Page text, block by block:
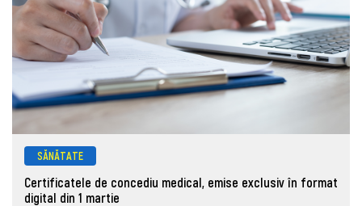
SĂNĂTATE
Certificatele de concediu medical, emise exclusiv în format
digital din 1 martie